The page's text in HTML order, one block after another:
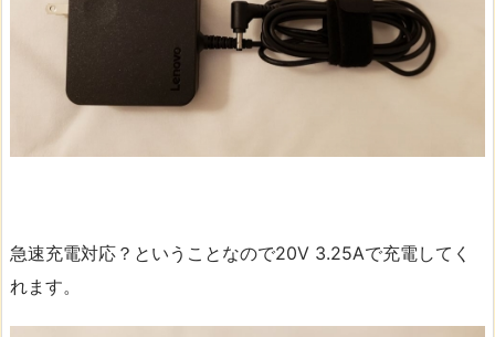
急速充電対応？ということなので20V 3.25Aで充電してく
れます。